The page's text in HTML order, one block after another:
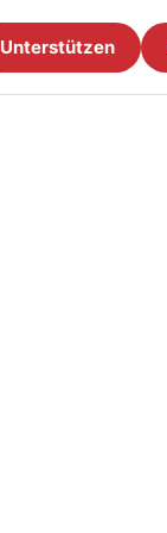
Unterstützen